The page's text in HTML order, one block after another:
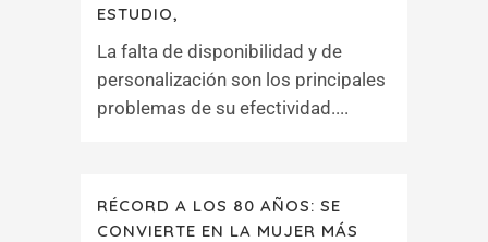
ESTUDIO,
La falta de disponibilidad y de
personalización son los principales
problemas de su efectividad....
RÉCORD A LOS 80 AÑOS: SE
CONVIERTE EN LA MUJER MÁS